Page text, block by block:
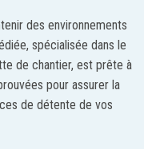
des environnements
spécialisée dans le
de chantier, est prête à
pour assurer la
de détente de vos